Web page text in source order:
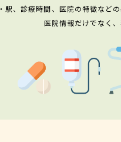
駅、診療時間、医院の特徴など
医院情報だけでなく